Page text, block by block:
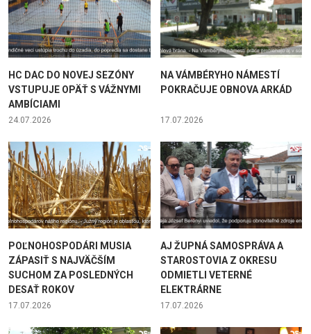
HC DAC DO NOVEJ SEZÓNY
VSTUPUJE OPÄŤ S VÁŽNYMI
AMBÍCIAMI
24.07.2026
NA VÁMBÉRYHO NÁMESTÍ
POKRAČUJE OBNOVA ARKÁD
17.07.2026
POĽNOHOSPODÁRI MUSIA
ZÁPASIŤ S NAJVÄČŠÍM
SUCHOM ZA POSLEDNÝCH
DESAŤ ROKOV
17.07.2026
AJ ŽUPNÁ SAMOSPRÁVA A
STAROSTOVIA Z OKRESU
ODMIETLI VETERNÉ
ELEKTRÁRNE
17.07.2026